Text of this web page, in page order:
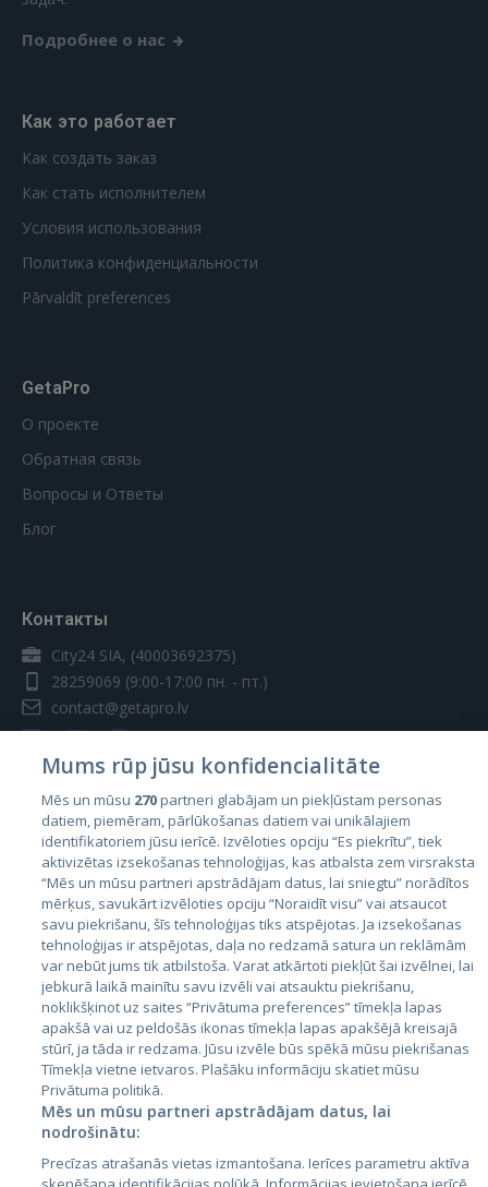
Подробнее о нас
Как это работает
Как создать заказ
Как стать исполнителем
Условия использования
Политика конфиденциальности
Pārvaldīt preferences
GetaPro
О проекте
Обратная связь
Вопросы и Ответы
Блог
Контакты
City24 SIA, (40003692375)
28259069 (9:00-17:00 пн. - пт.)
contact@getapro.lv
Страны
Эстония
Латвия
Литва
City24.lv
City24.ee
Kainos.lt
Mums rūp jūsu konfidencialitāte
Mēs un mūsu 270partneri glabājam un piekļūstam personas
datiem, piemēram, pārlūkošanas datiem vai unikālajiem
identifikatoriem jūsu ierīcē. Izvēloties opciju “Es piekrītu”, tiek
aktivizētas izsekošanas tehnoloģijas, kas atbalsta zem virsraksta
“Mēs un mūsu partneri apstrādājam datus, lai sniegtu” norādītos
mērķus, savukārt izvēloties opciju “Noraidīt visu” vai atsaucot
savu piekrišanu, šīs tehnoloģijas tiks atspējotas. Ja izsekošanas
tehnoloģijas ir atspējotas, daļa no redzamā satura un reklāmām
var nebūt jums tik atbilstoša. Varat atkārtoti piekļūt šai izvēlnei, lai
jebkurā laikā mainītu savu izvēli vai atsauktu piekrišanu,
noklikšķinot uz saites “Privātuma preferences” tīmekļa lapas
apakšā vai uz peldošās ikonas tīmekļa lapas apakšējā kreisajā
stūrī, ja tāda ir redzama. Jūsu izvēle būs spēkā mūsu piekrišanas
Tīmekļa vietne ietvaros. Plašāku informāciju skatiet mūsu
Privātuma politikā.
Mēs un mūsu partneri apstrādājam datus, lai
nodrošinātu:
Precīzas atrašanās vietas izmantošana. Ierīces parametru aktīva